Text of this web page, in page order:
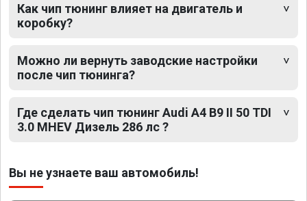
Как чип тюнинг влияет на двигатель и
коробку?
Можно ли вернуть заводские настройки
после чип тюнинга?
Где сделать чип тюнинг Audi A4 B9 II 50 TDI
3.0 MHEV Дизель 286 лс ?
Вы не узнаете ваш автомобиль!